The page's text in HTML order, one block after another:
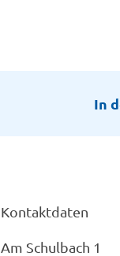
In
Kontaktdaten
Am Schulbach 1